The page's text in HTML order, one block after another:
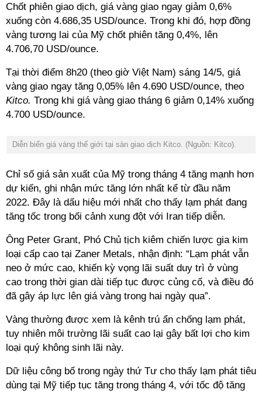
Chốt phiên giao dịch, giá vàng giao ngay giảm 0,6%
xuống còn 4.686,35 USD/ounce. Trong khi đó, hợp đồng
vàng tương lai của Mỹ chốt phiên tăng 0,4%, lên
4.706,70 USD/ounce.
Tại thời điểm 8h20 (theo giờ Việt Nam) sáng 14/5, giá
vàng giao ngay tăng 0,05% lên 4.690 USD/ounce, theo
Kitco. Trong khi giá vàng giao tháng 6 giảm 0,14% xuống
4.700 USD/ounce.
Diễn biến giá vàng thế giới tại sàn giao dịch Kitco. (Nguồn: Kitco).
Chỉ số giá sản xuất của Mỹ trong tháng 4 tăng mạnh hơn
dự kiến, ghi nhận mức tăng lớn nhất kể từ đầu năm
2022. Đây là dấu hiệu mới nhất cho thấy lạm phát đang
tăng tốc trong bối cảnh xung đột với Iran tiếp diễn.
Ông Peter Grant, Phó Chủ tịch kiêm chiến lược gia kim
loại cấp cao tại Zaner Metals, nhận định: “Lạm phát vẫn
neo ở mức cao, khiến kỳ vọng lãi suất duy trì ở vùng
cao trong thời gian dài tiếp tục được củng cố, và điều đó
đã gây áp lực lên giá vàng trong hai ngày qua”.
Vàng thường được xem là kênh trú ẩn chống lạm phát,
tuy nhiên môi trường lãi suất cao lại gây bất lợi cho kim
loại quý không sinh lãi này.
Dữ liệu công bố trong ngày thứ Tư cho thấy lạm phát tiêu
dùng tại Mỹ tiếp tục tăng trong tháng 4, với tốc độ tăng